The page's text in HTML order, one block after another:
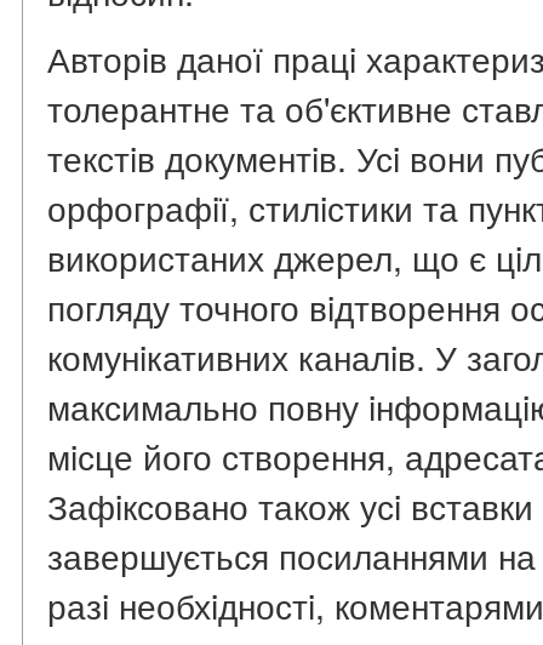
Авторiв даної працi
толерантне та об'єктивне
текстiв документiв. Усi вони
орфографiї, стилiстики та
використаних джерел, що є
погляду точного вiдтворення
комунiкативних каналiв. У
максимально повну
мiсце його створення,
Зафiксовано також усi
завершується посиланнями
разi необхiдностi,